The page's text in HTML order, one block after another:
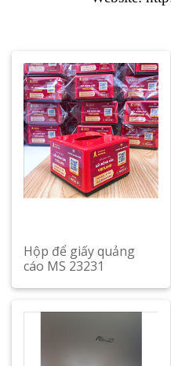
Hộp để giấy quảng
cáo MS 23231